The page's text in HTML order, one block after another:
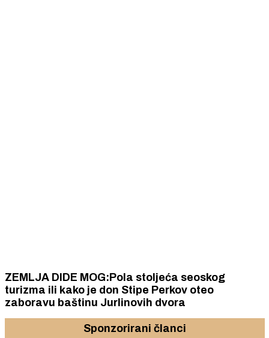
ZEMLJA DIDE MOG:Pola stoljeća seoskog
turizma ili kako je don Stipe Perkov oteo
zaboravu baštinu Jurlinovih dvora
Sponzorirani članci